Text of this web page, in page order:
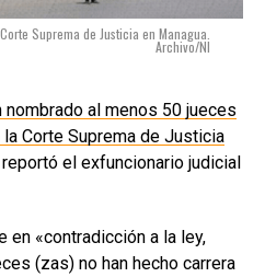
Suprema de Justicia en Managua.
Archivo/NI
nombrado al menos 50 jueces
Corte Suprema de Justicia
el exfuncionario judicial
en «contradicción a la ley,
(zas) no han hecho carrera